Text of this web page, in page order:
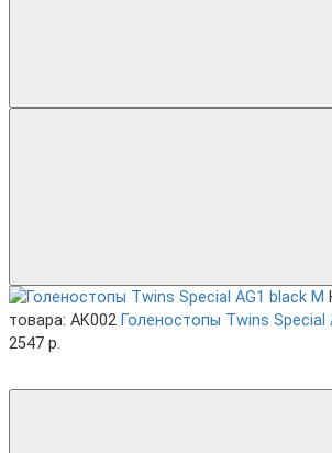
товара: AK002 Голеностопы Twins Special
2547 р.